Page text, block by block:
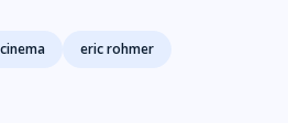
cinema eric rohmer